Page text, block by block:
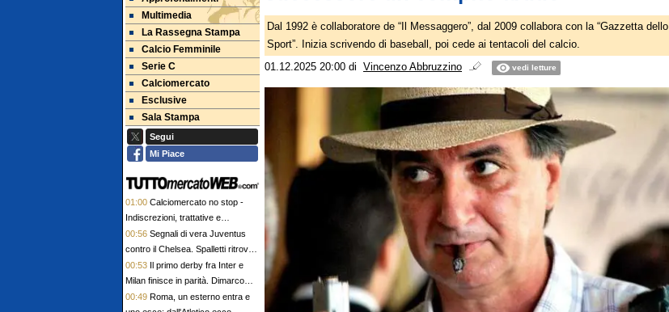
Multimedia
La Rassegna Stampa
Calcio Femminile
Serie C
Calciomercato
Esclusive
Sala Stampa
Segui
Mi Piace
01:00 Calciomercato no stop -
Indiscrezioni, trattative e
retroscena del 5 agosto
00:56 Segnali di vera Juventus
contro il Chelsea. Spalletti ritrova
Zhegrova e parla di mercato
00:53 Il primo derby fra Inter e
Milan finisce in parità. Dimarco
subito fra i più pimpanti
00:49 Roma, un esterno entra e
Dal 1992 è collaboratore de “Il Messaggero”, dal 2009 collabora con la “Gazzetta dello
Sport”. Inizia scrivendo di baseball, poi cede ai tentacoli del calcio.
01.12.2025 20:00 di Vincenzo Abbruzzino vedi letture